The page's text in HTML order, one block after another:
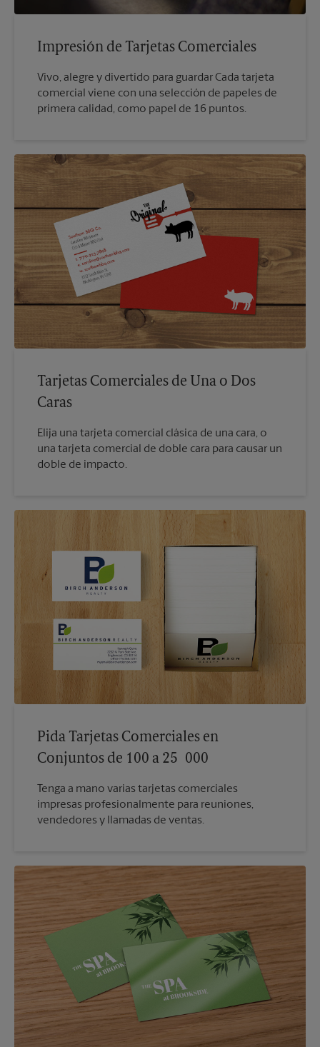
Impresión de Tarjetas Comerciales
Vivo, alegre y divertido para guardar Cada tarjeta
comercial viene con una selección de papeles de
primera calidad, como papel de 16 puntos.
Tarjetas Comerciales de Una o Dos
Caras
Elija una tarjeta comercial clásica de una cara, o
una tarjeta comercial de doble cara para causar un
doble de impacto.
Pida Tarjetas Comerciales en
Conjuntos de 100 a 25 000
Tenga a mano varias tarjetas comerciales
impresas profesionalmente para reuniones,
vendedores y llamadas de ventas.